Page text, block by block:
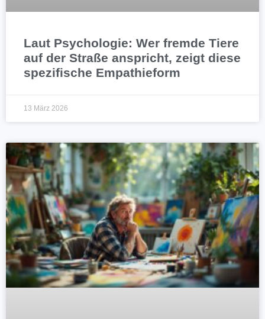
Laut Psychologie: Wer fremde Tiere
auf der Straße anspricht, zeigt diese
spezifische Empathieform
13 März 2026